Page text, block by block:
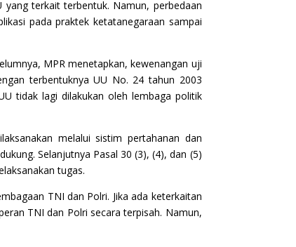
terkait terbentuk. Namun, perbedaan
pada praktek ketatanegaraan sampai
MPR menetapkan, kewenangan uji
terbentuknya UU No. 24 tahun 2003
tidak lagi dilakukan oleh lembaga politik
melalui sistim pertahanan dan
Selanjutnya Pasal 30 (3), (4), dan (5)
tugas.
TNI dan Polri. Jika ada keterkaitan
TNI dan Polri secara terpisah. Namun,